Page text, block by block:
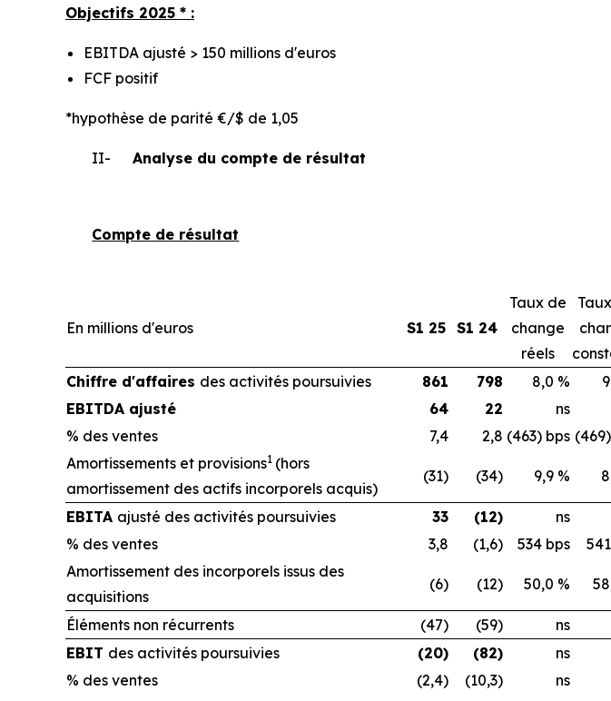
Objectifs 2025 * :
EBITDA ajusté > 150 millions d'euros
FCF positif
*hypothèse de parité €/$ de 1,05
II-Analyse du compte de résultat
Compte de résultat
En millions d'euros S1 25 S1 24
Taux de
change
réels
Chiffre d'affaires des activités poursuivies 861 798 8,0 %
EBITDA ajusté
64 22 ns
% des ventes
7,4 2,8 (463) bps
Amortissements et provisions1 (hors
amortissement des actifs incorporels acquis)
(31) (34) 9,9 %
EBITA ajusté des activités poursuivies 33 (12) ns
% des ventes
3,8 (1,6) 534 bps
Amortissement des incorporels issus des
acquisitions
(6) (12) 50,0 %
Éléments non récurrents (47) (59) ns
EBIT des activités poursuivies (20) (82) ns
% des ventes
(2,4) (10,3) ns